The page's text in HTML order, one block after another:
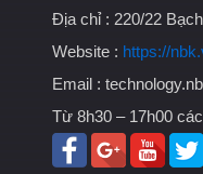
Địa chỉ : 220/22
Website : https://
Email :
Từ 8h30 – 17h00